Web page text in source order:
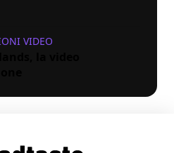
VIDEO
la video